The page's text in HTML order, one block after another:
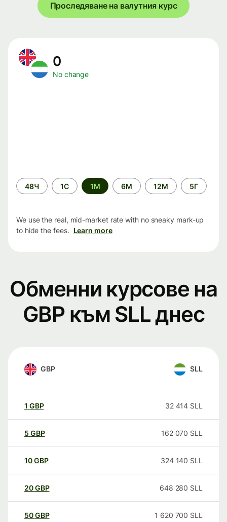
Проследяване на валутния курс
0
No change
Time
period
48Ч 1С 1М 6М 12М 5Г
We use the real, mid-market rate with no sneaky mark-up
to hide the fees. Learn more
Обменни курсове на
GBP към SLL днес
GBP SLL
1 GBP 32 414 SLL
5 GBP 162 070 SLL
10GBP 324 140 SLL
20GBP 648 280 SLL
50GBP 1 620 700 SLL